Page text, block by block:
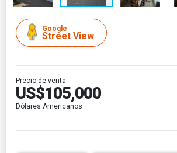
Google
Street View
Precio de venta
US$105,000
Dólares Americanos